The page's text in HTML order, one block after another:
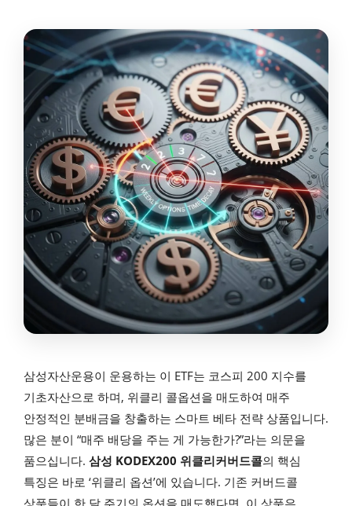
삼성자산운용이 운용하는 이 ETF는 코스피 200 지수를
기초자산으로 하며, 위클리 콜옵션을 매도하여 매주
안정적인 분배금을 창출하는 스마트 베타 전략 상품입니다.
많은 분이 “매주 배당을 주는 게 가능한가?”라는 의문을
품으십니다. 삼성 KODEX200 위클리커버드콜의 핵심
특징은 바로 ‘위클리 옵션’에 있습니다. 기존 커버드콜
상품들이 한 달 주기의 옵션을 매도했다면, 이 상품은